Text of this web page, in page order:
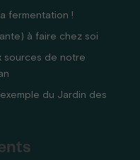
fermentation !
à faire chez soi
sources de notre
du Jardin des